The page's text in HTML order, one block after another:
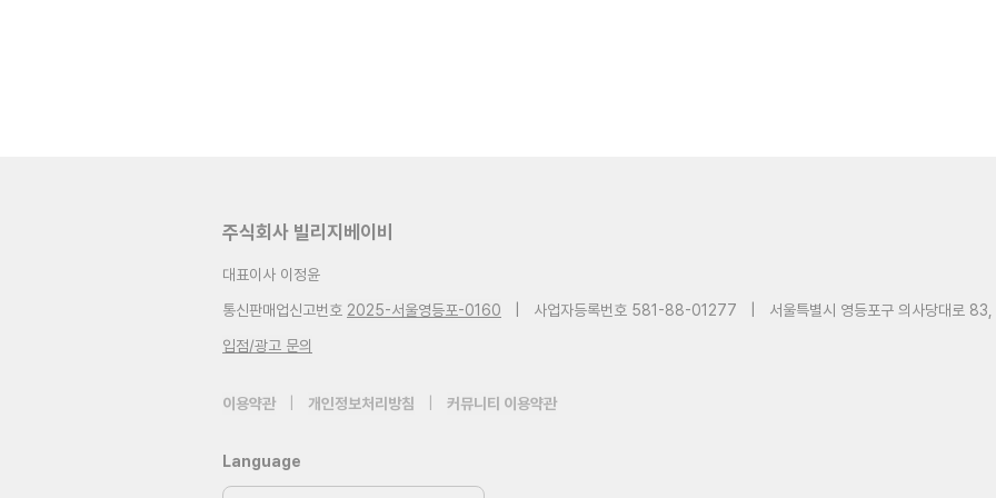
주식회사 빌리지베이비
대표이사 이정윤
통신판매업신고번호 2025-서울영등포-0160 사업자등록번호 581-88-01277
서울특별시 영등포구 의사당대로
입점/광고 문의
이용약관 개인정보처리방침 커뮤니티 이용약관
Language